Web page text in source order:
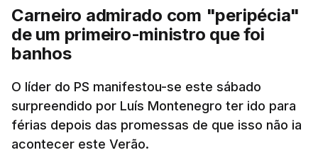
Carneiro admirado com "peripécia"
de um primeiro-ministro que foi
banhos
O líder do PS manifestou-se este sábado
surpreendido por Luís Montenegro ter ido para
férias depois das promessas de que isso não ia
acontecer este Verão.